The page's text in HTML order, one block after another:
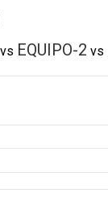
vs EQUIPO-2 vs